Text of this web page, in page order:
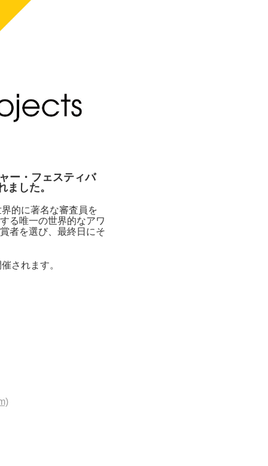
ー・フェスティバ
した。
界的に著名な審査員を
る唯一の世界的なアワ
者を選び、最終日にそ
されます。